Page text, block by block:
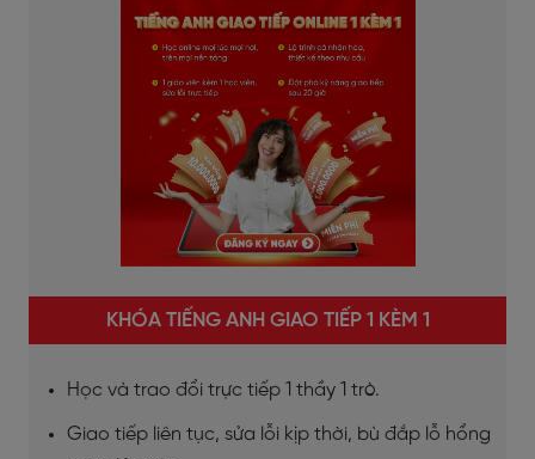
KHÓA TIẾNG ANH GIAO TIẾP 1 KÈM 1
Học và trao đổi trực tiếp 1 thầy 1 trò.
Giao tiếp liên tục, sửa lỗi kịp thời, bù đắp lỗ hổng